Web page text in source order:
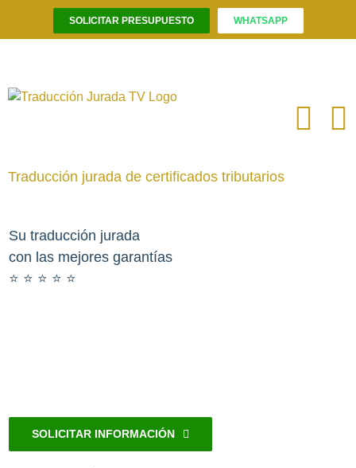
contenido
SOLICITAR PRESUPUESTO WHATSAPP
Traducción jurada de certificados tributarios
Su traducción jurada
con las mejores garantías
⭐️ ⭐️ ⭐️ ⭐️ ⭐️
SOLICITAR INFORMACIÓN